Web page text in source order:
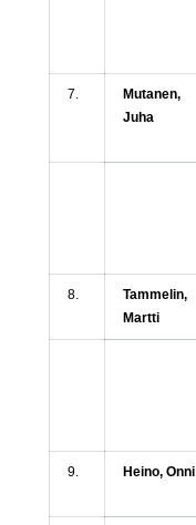
7.
Mutanen,
Juha
8.
Tammelin,
Martti
9. Heino, Onni